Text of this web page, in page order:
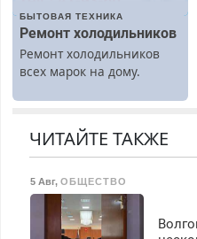
БЫТОВАЯ ТЕХНИКА
Ремонт холодильников
Ремонт холодильников
всех марок на дому.
ЧИТАЙТЕ ТАКЖЕ
5 Авг, ОБЩЕСТВО